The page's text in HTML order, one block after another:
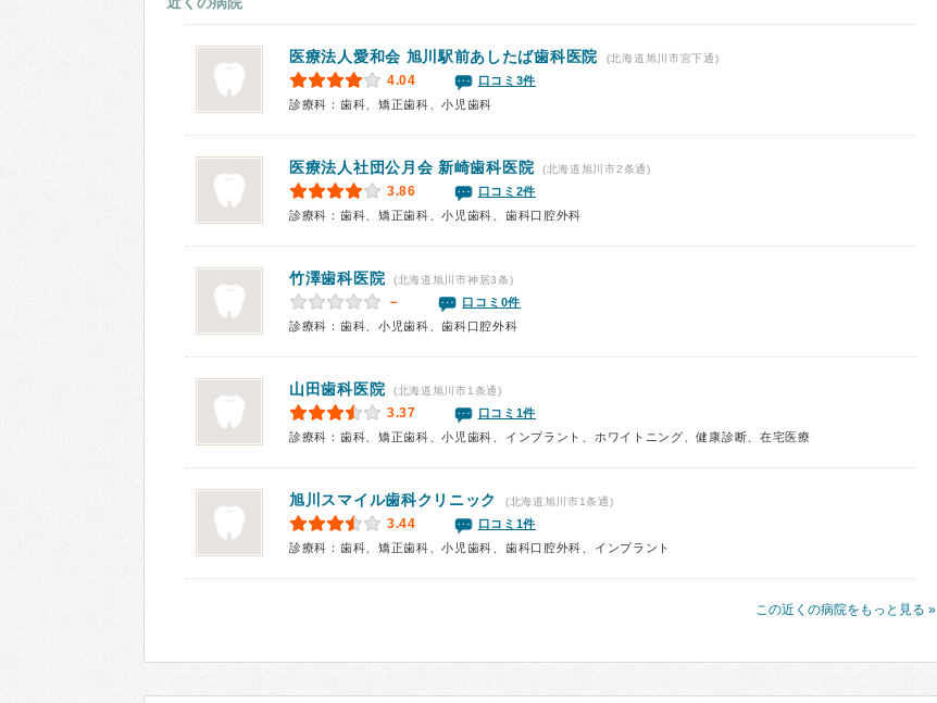
医療法人愛和会 旭川駅前あしたば歯科医院 (北海道旭川市宮下通)
4.04
口コミ3件
診療科：歯科、矯正歯科、小児歯科
医療法人社団公月会 新崎歯科医院 (北海道旭川市2条通)
3.86
口コミ2件
診療科：歯科、矯正歯科、小児歯科、歯科口腔外科
竹澤歯科医院 (北海道旭川市神居3条)
－
口コミ0件
診療科：歯科、小児歯科、歯科口腔外科
山田歯科医院 (北海道旭川市1条通)
3.37
口コミ1件
診療科：歯科、矯正歯科、小児歯科、インプラント、ホワイトニング、健康診断、在宅医療
旭川スマイル歯科クリニック (北海道旭川市1条通)
3.44
口コミ1件
診療科：歯科、矯正歯科、小児歯科、歯科口腔外科、インプラント
この近くの病院をもっと見る »